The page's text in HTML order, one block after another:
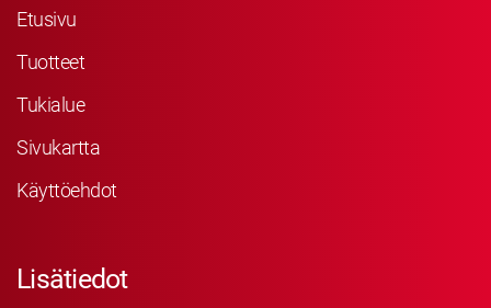
Etusivu
Tuotteet
Tukialue
Sivukartta
Käyttöehdot
Lisätiedot